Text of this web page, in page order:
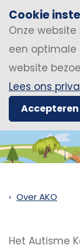
Cookie
Onze
een optimale
website
Lees ons
Accepteren
Over AKO
Het Autisme